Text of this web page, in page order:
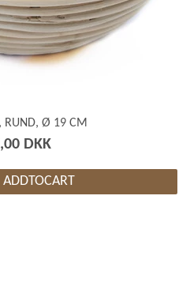
RUND, Ø 19 CM
DKK
ADDTOCART